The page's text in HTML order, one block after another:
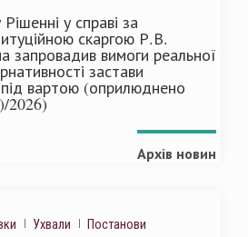
у справі за
скаргою Р.В.
запровадив вимоги реальної
застави
вартою (оприлюднено
2026)
Архів новин
Ухвали Постанови